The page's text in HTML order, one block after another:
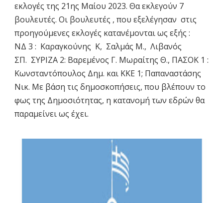
εκλογές της 21ης Μαίου 2023. Θα εκλεγούν 7
βουλευτές. Οι βουλευτές , που εξελέγησαν στις
προηγούμενες εκλογές κατανέμονται ως εξής :
ΝΔ 3 : Καραγκούνης Κ, Σαλμάς Μ., Λιβανός
ΣΠ. ΣΥΡΙΖΑ 2: Βαρεμένος Γ. Μωραίτης Θ., ΠΑΣΟΚ 1 :
Κωνσταντόπουλος Δημ. και ΚΚΕ 1; Παπαναστάσης
Νικ. Με βάση τις δημοσκοπήσεις, που βλέπουν το
φως της Δημοσιότητας, η κατανομή των εδρών θα
παραμείνει ως έχει.